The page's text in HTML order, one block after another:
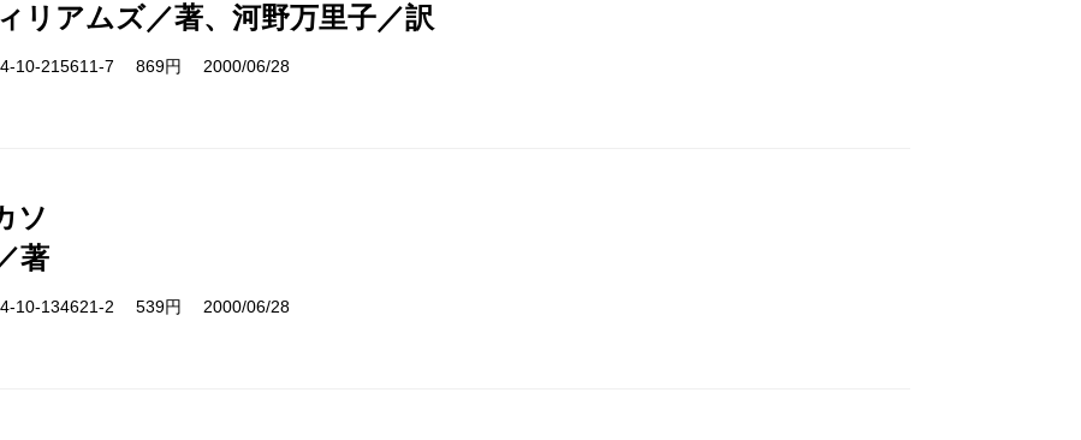
リアムズ／著、河野万里子／訳
10-215611-7 869円 2000/06/28
ソ
著
10-134621-2 539円 2000/06/28